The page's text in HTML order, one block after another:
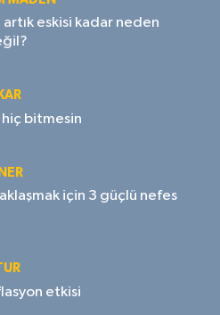
eskisi kadar neden
bitmesin
için 3 güçlü nefes
etkisi